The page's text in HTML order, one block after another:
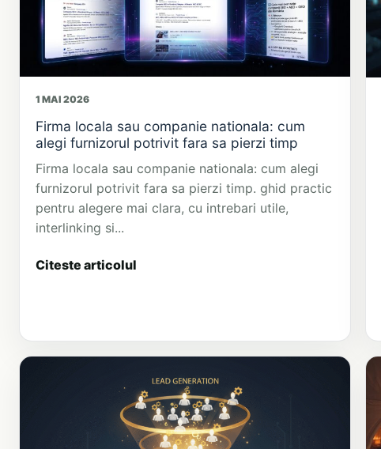
1 MAI 2026
Firma locala sau companie nationala: cum
alegi furnizorul potrivit fara sa pierzi timp
Firma locala sau companie nationala: cum alegi
furnizorul potrivit fara sa pierzi timp. ghid practic
pentru alegere mai clara, cu intrebari utile,
interlinking si...
Citeste articolul